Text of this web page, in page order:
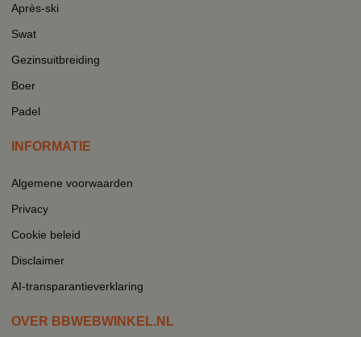
Après-ski
Swat
Gezinsuitbreiding
Boer
Padel
INFORMATIE
Algemene voorwaarden
Privacy
Cookie beleid
Disclaimer
AI-transparantieverklaring
OVER BBWEBWINKEL.NL